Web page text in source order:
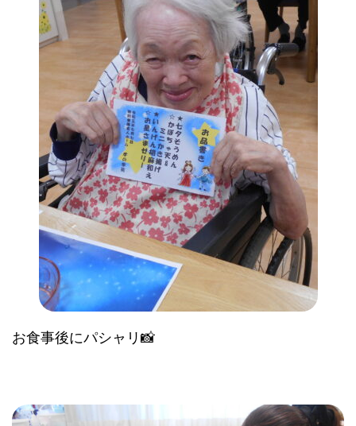
お食事後にパシャリ📸